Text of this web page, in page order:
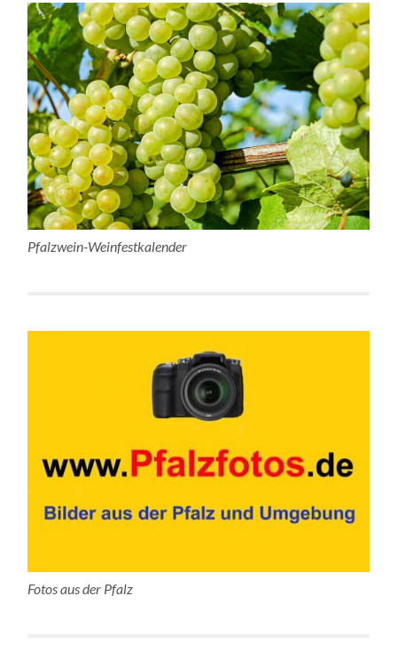
Pfalzwein-Weinfestkalender
Fotos aus der Pfalz